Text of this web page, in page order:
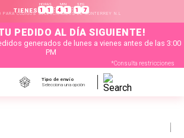
TIENES
HORAS
1 1 :
MIN
4 1 :
SEG
1 7
PARA CÓDIGOS SELECCIONADOS DE MONTERREY N.L
PEDIDO AL DÍA SIGUIENTE!
generados de lunes a vienes antes de las 3:00
PM
*Consulta restricciones
Tipo de envío
Selecciona una opción